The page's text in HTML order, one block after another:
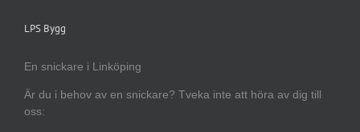
LPS Bygg
En snickare i Linköping
Är du i behov av en snickare? Tveka inte att höra av dig till
oss: